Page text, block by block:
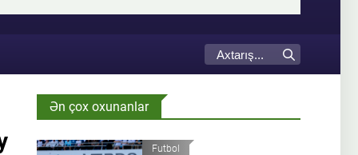
Ən çox oxunanlar
Futbol